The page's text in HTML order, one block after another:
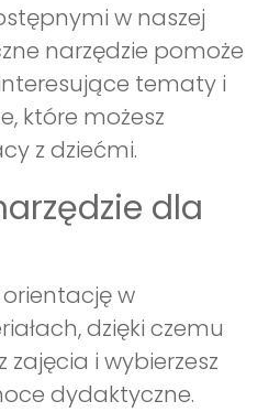
w naszej
narzędzie pomoże
tematy i
które możesz
z dziećmi.
dla
orientację w
dzięki czemu
zajęcia i wybierzesz
dydaktyczne.